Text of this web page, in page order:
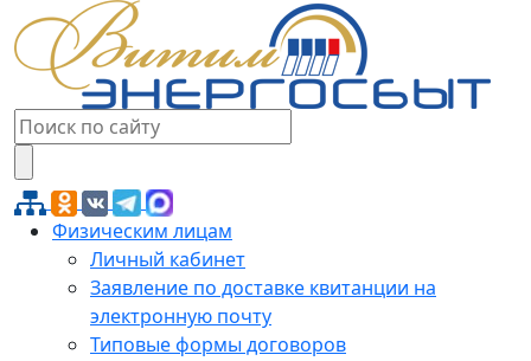
Физическим лицам
Личный кабинет
Заявление по доставке квитанции на
электронную почту
Типовые формы договоров